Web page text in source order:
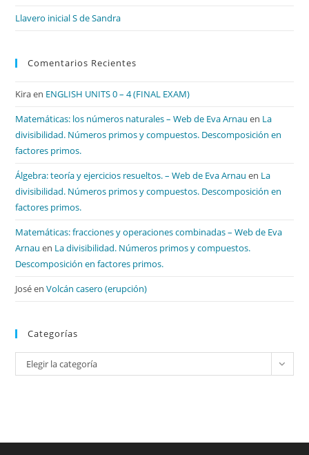
Llavero inicial S de Sandra
Comentarios Recientes
Kiraen ENGLISH UNITS 0 – 4 (FINAL EXAM)
Matemáticas: los números naturales – Web de Eva Arnau en La
divisibilidad. Números primos y compuestos. Descomposición en
factores primos.
Álgebra: teoría y ejercicios resueltos. – Web de Eva Arnau en La
divisibilidad. Números primos y compuestos. Descomposición en
factores primos.
Matemáticas: fracciones y operaciones combinadas – Web de Eva
Arnau en La divisibilidad. Números primos y compuestos.
Descomposición en factores primos.
JoséenVolcán casero (erupción)
Categorías
Categorías
Elegir la categoría